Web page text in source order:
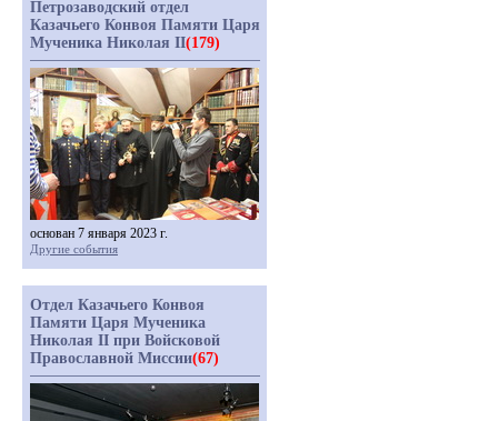
Петрозаводский отдел
Казачьего Конвоя Памяти Царя
Мученика Николая II(179)
основан 7 января 2023 г.
Другие события
Отдел Казачьего Конвоя
Памяти Царя Мученика
Николая II при Войсковой
Православной Миссии(67)